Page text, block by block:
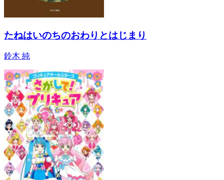
たねはいのちのおわりとはじまり
鈴木 純